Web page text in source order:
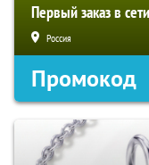
Первый заказ в
Россия
Промокод